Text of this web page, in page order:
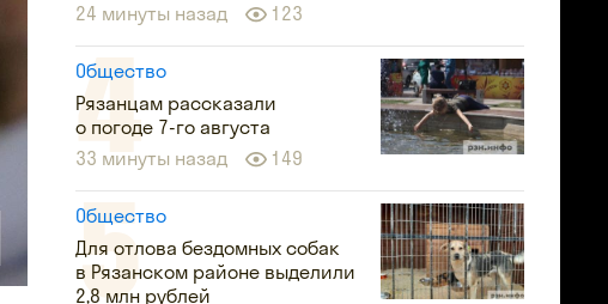
24 минуты назад
123
Общество
Рязанцам рассказали
о погоде 7-го августа
33 минуты назад
149
Общество
Для отлова бездомных собак
в Рязанском районе выделили
2,8 млн рублей